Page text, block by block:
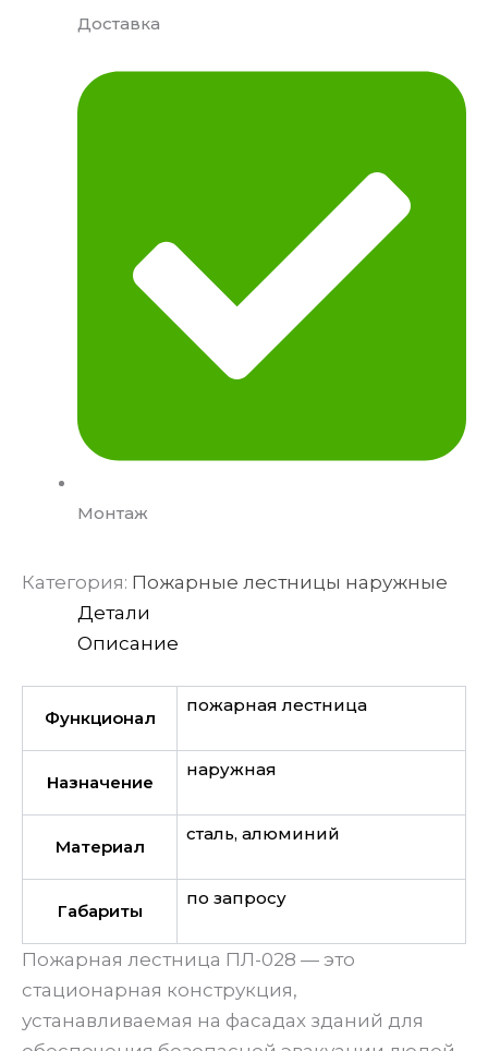
Доставка
Монтаж
Категория: Пожарные лестницы наружные
Детали
Описание
Функционал
пожарная лестница
Назначение
наружная
Материал
сталь, алюминий
Габариты
по запросу
Пожарная лестница ПЛ-028 — это
стационарная конструкция,
устанавливаемая на фасадах зданий для